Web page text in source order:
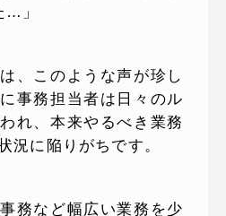
…」
、このような声が珍し
事務担当者は日々のル
れ、本来やるべき業務
況に陥りがちです。
務など幅広い業務を少